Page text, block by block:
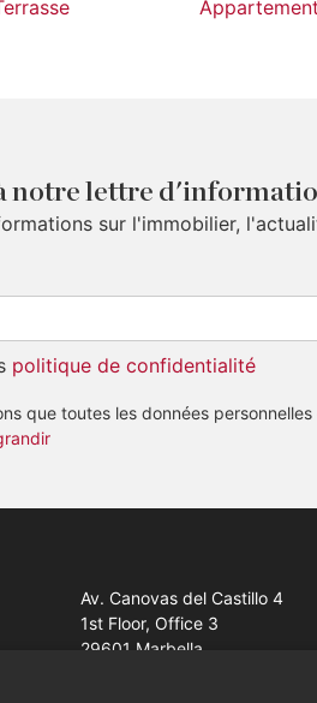
notre lettre
sur l'immobilier,
politique de confidentialité
que toutes les données
Av. Canovas del Castillo 4
1st Floor, Office 3
29601 Marbella